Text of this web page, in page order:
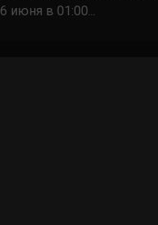
июня в 01:00...